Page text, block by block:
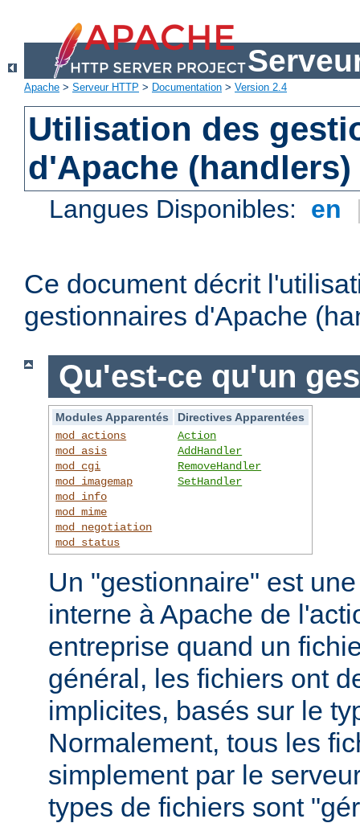
Apache > Serveur HTTP > Documentation > Version 2.4
Utilisation des
d'Apache (handlers)
Langues Disponibles: en
Ce document décrit
gestionnaires d'Apache
Qu'est-ce qu'un
Modules Apparentés
Directives Apparentées
mod_actions
mod_asis
mod_cgi
mod_imagemap
mod_info
mod_mime
mod_negotiation
mod_status
Action
AddHandler
RemoveHandler
SetHandler
Un "gestionnaire" est
interne à Apache de
entreprise quand un
général, les fichiers ont
implicites, basés sur le
Normalement, tous les
simplement par le
types de fichiers sont